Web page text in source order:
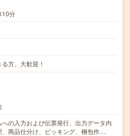
10分
方、大歓迎！
の入力および伝票発行、出力データ内
、商品仕分け、ピッキング、梱包作…